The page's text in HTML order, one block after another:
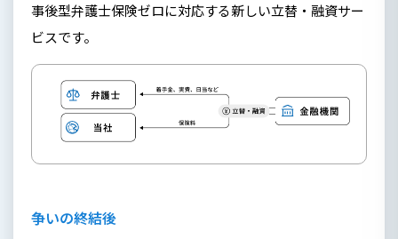
事後型弁護士保険ゼロに対応する新しい立替・融資サー
ビスです。
争いの終結後